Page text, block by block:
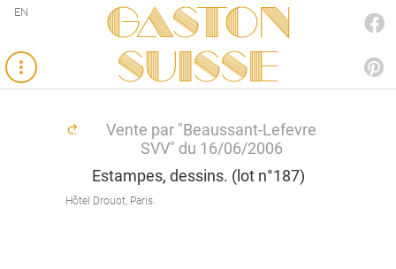
Gaston
SUISSE
EN
Vente par "Beaussant-Lefevre
SVV" du 16/06/2006
Estampes, dessins. (lot n°187)
Hôtel Drouot, Paris.